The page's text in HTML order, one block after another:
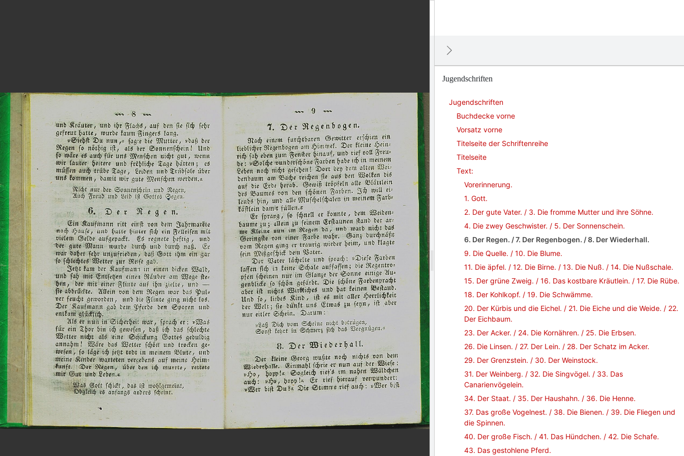
Jugendschriften
Jugendschriften
Buchdecke vorne
Vorsatz vorne
Titelseite der Schriftenreihe
Titelseite
Text:
Vorerinnerung.
1. Gott.
2. Der gute Vater. / 3. Die fromme Mutter und ihre Söhne.
4. Die zwey Geschwister. / 5. Der Sonnenschein.
6. Der Regen. / 7. Der Regenbogen. / 8. Der Wiederhall.
9. Die Quelle. / 10. Die Blume.
11. Die äpfel. / 12. Die Birne. / 13. Die Nuß. / 14. Die Nußschale.
15. Der grüne Zweig. / 16. Das kostbare Kräutlein. / 17. Die Rübe.
18. Der Kohlkopf. / 19. Die Schwämme.
20. Der Kürbis und die Eichel. / 21. Die Eiche und die Weide. / 22.
Der Eichbaum.
23. Der Acker. / 24. Die Kornähren. / 25. Die Erbsen.
26. Die Linsen. / 27. Der Lein. / 28. Der Schatz im Acker.
29. Der Grenzstein. / 30. Der Weinstock.
31. Der Weinberg. / 32. Die Singvögel. / 33. Das
Canarienvögelein.
34. Der Staat. / 35. Der Haushahn. / 36. Die Henne.
37. Das große Vogelnest. / 38. Die Bienen. / 39. Die Fliegen und
die Spinnen.
40. Der große Fisch. / 41. Das Hündchen. / 42. Die Schafe.
43. Das gestohlene Pferd.